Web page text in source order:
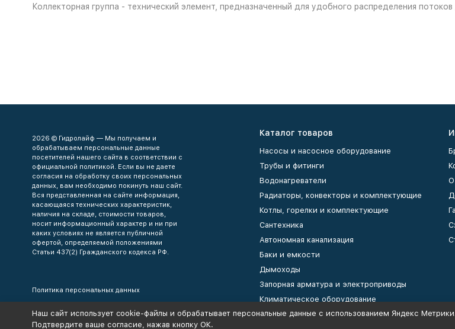
Коллекторная группа - технический элемент, предназначенный для удобного распределения
2026 © Гидролайф — Мы получаем и
обрабатываем персональные данные
посетителей нашего сайта в соответствии с
официальной политикой. Если вы не даете
согласия на обработку своих персональных
данных, вам необходимо покинуть наш сайт.
Вся представленная на сайте информация,
касающаяся технических характеристик,
наличия на складе, стоимости товаров,
носит информационный характер и ни при
каких условиях не является публичной
офертой, определяемой положениями
Статьи 437(2) Гражданского кодекса РФ.
Политика персональных данных
Каталог товаров
Насосы и насосное оборудование
Трубы и фитинги
Водонагреватели
Радиаторы, конвекторы и комплектующие
Котлы, горелки и комплектующие
Сантехника
Автономная канализация
Баки и емкости
Дымоходы
Запорная арматура и электроприводы
Климатическое оборудование
Коллекторы и коллекторные группы
О
Наш сайт использует cookie-файлы и обрабатывает персональные данные с использованием Яндекс
Подтвердите ваше согласие, нажав кнопку ОК.